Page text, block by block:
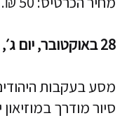
28 באוקטובר, יום ג׳, בשעה 11:00
מסע בעקבות
סיור מודרך